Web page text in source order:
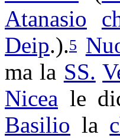
Atanasio
Deip.).5
ma la SS.
Nicea le
Basilio la